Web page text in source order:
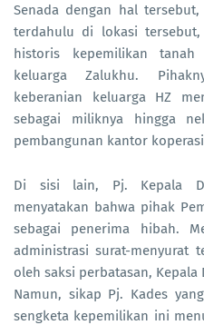
Senada dengan hal
terdahulu di lokasi tersebut,
historis kepemilikan
keluarga Zalukhu.
keberanian keluarga HZ
sebagai miliknya hingga
pembangunan kantor
Di sisi lain, Pj. Kepala
menyatakan bahwa pihak
sebagai penerima hibah.
administrasi surat-menyurat
oleh saksi perbatasan, Kepala
Namun, sikap Pj. Kades
sengketa kepemilikan ini